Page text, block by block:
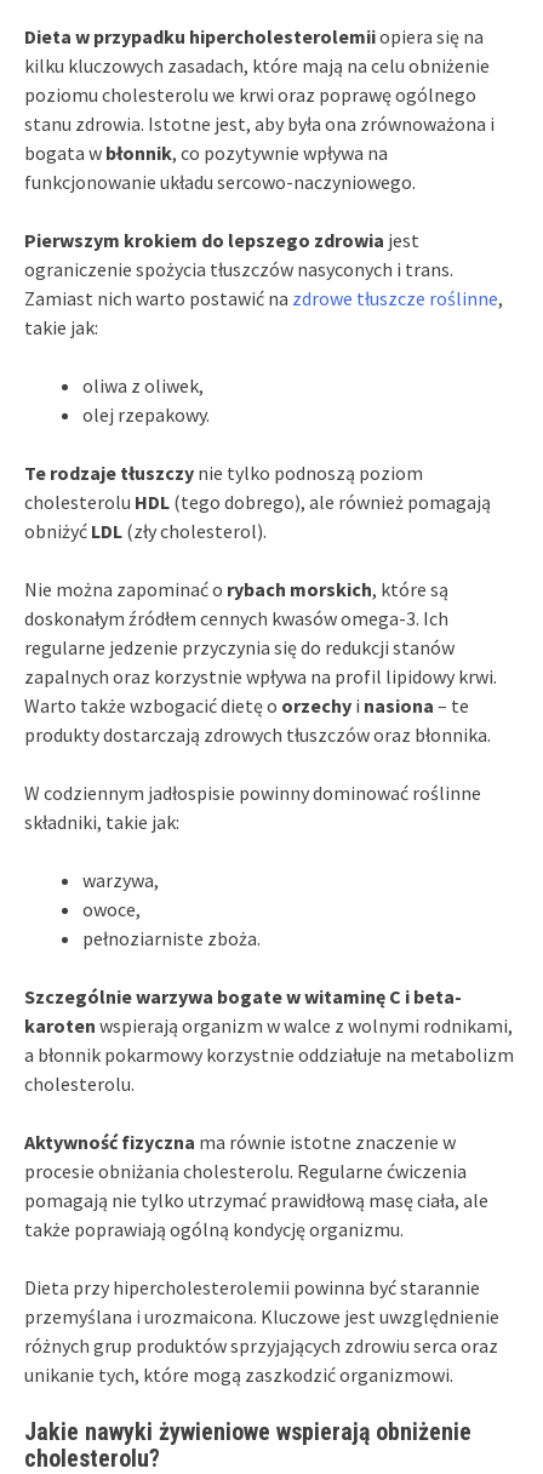
Dieta w przypadku hipercholesterolemiiopiera się na
kilku kluczowych zasadach, które mają na celu obniżenie
poziomu cholesterolu we krwi oraz poprawę ogólnego
stanu zdrowia. Istotne jest, aby była ona zrównoważona i
bogata w błonnik, co pozytywnie wpływa na
funkcjonowanie układu sercowo-naczyniowego.
Pierwszym krokiem do lepszego zdrowia jest
ograniczenie spożycia tłuszczów nasyconych i trans.
Zamiast nich warto postawić na zdrowe tłuszcze roślinne,
takie jak:
oliwa z oliwek,
olej rzepakowy.
Te rodzaje tłuszczy nie tylko podnoszą poziom
cholesterolu HDL (tego dobrego), ale również pomagają
obniżyć LDL (zły cholesterol).
Nie można zapominać o rybach morskich, które są
doskonałym źródłem cennych kwasów omega-3. Ich
regularne jedzenie przyczynia się do redukcji stanów
zapalnych oraz korzystnie wpływa na profil lipidowy krwi.
Warto także wzbogacić dietę o orzechy i nasiona – te
produkty dostarczają zdrowych tłuszczów oraz błonnika.
W codziennym jadłospisie powinny dominować roślinne
składniki, takie jak:
warzywa,
owoce,
pełnoziarniste zboża.
Szczególnie warzywa bogate w witaminę C i beta-
karoten wspierają organizm w walce z wolnymi rodnikami,
a błonnik pokarmowy korzystnie oddziałuje na metabolizm
cholesterolu.
Aktywność fizyczna ma równie istotne znaczenie w
procesie obniżania cholesterolu. Regularne ćwiczenia
pomagają nie tylko utrzymać prawidłową masę ciała, ale
także poprawiają ogólną kondycję organizmu.
Dieta przy hipercholesterolemii powinna być starannie
przemyślana i urozmaicona. Kluczowe jest uwzględnienie
różnych grup produktów sprzyjających zdrowiu serca oraz
unikanie tych, które mogą zaszkodzić organizmowi.
Jakie nawyki żywieniowe wspierają obniżenie
cholesterolu?